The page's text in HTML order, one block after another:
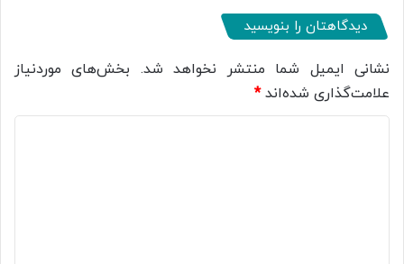
دیدگاهتان را بنویسید
نشانی ایمیل شما منتشر نخواهد شد. بخش‌های موردنیاز
علامت‌گذاری شده‌اند*